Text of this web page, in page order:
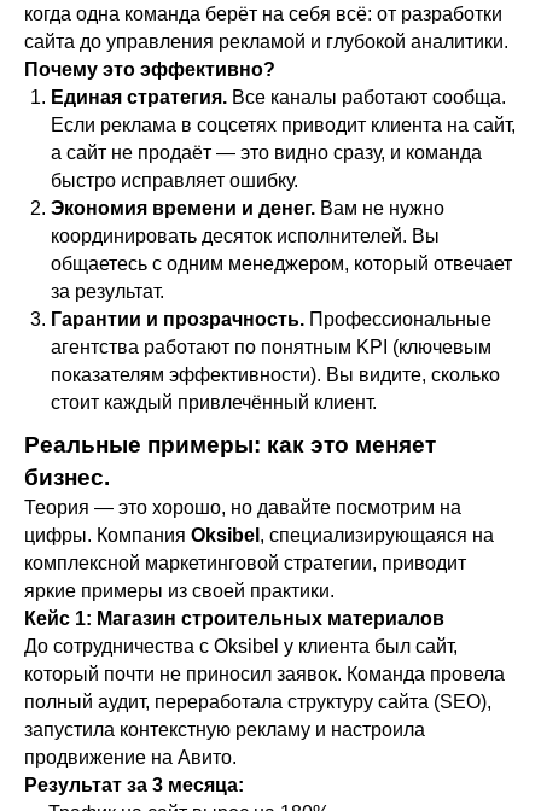
когда одна команда берёт на себя всё: от разработки
сайта до управления рекламой и глубокой аналитики.
Почему это эффективно?
Единая стратегия. Все каналы работают сообща.
Если реклама в соцсетях приводит клиента на сайт,
а сайт не продаёт — это видно сразу, и команда
быстро исправляет ошибку.
Экономия времени и денег. Вам не нужно
координировать десяток исполнителей. Вы
общаетесь с одним менеджером, который отвечает
за результат.
Гарантии и прозрачность. Профессиональные
агентства работают по понятным KPI (ключевым
показателям эффективности). Вы видите, сколько
стоит каждый привлечённый клиент.
Реальные примеры: как это меняет
бизнес.
Теория — это хорошо, но давайте посмотрим на
цифры. Компания Oksibel , специализирующаяся на
комплексной маркетинговой стратегии, приводит
яркие примеры из своей практики.
Кейс 1: Магазин строительных материалов
До сотрудничества с Oksibel у клиента был сайт,
который почти не приносил заявок. Команда провела
полный аудит, переработала структуру сайта (SEO),
запустила контекстную рекламу и настроила
продвижение на Авито.
Результат за 3 месяца: